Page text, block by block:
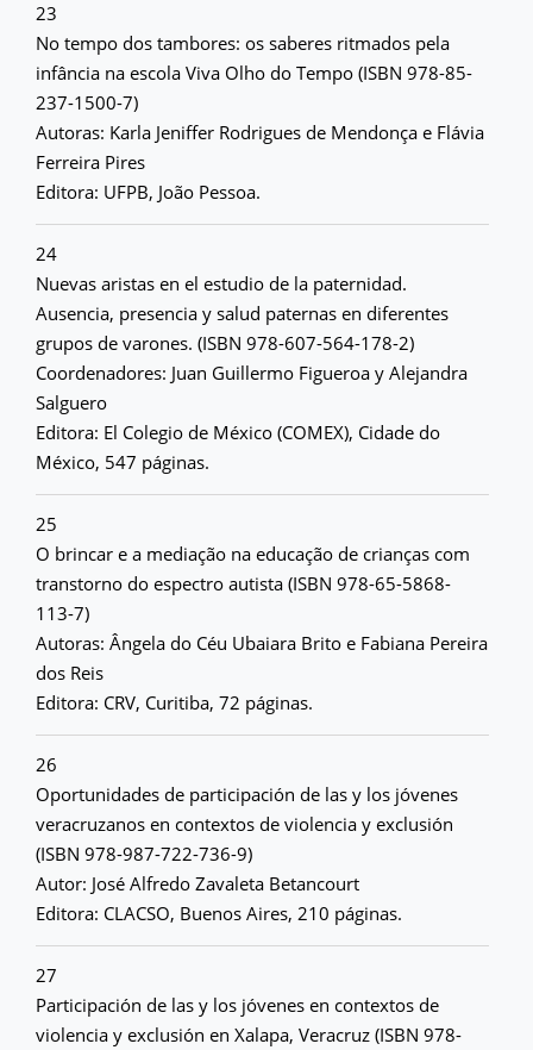
23
No tempo dos tambores: os saberes ritmados pela
infância na escola Viva Olho do Tempo (ISBN 978-85-
237-1500-7)
Autoras: Karla Jeniffer Rodrigues de Mendonça e Flávia
Ferreira Pires
Editora: UFPB, João Pessoa.
24
Nuevas aristas en el estudio de la paternidad.
Ausencia, presencia y salud paternas en diferentes
grupos de varones. (ISBN 978-607-564-178-2)
Coordenadores: Juan Guillermo Figueroa y Alejandra
Salguero
Editora: El Colegio de México (COMEX), Cidade do
México, 547 páginas.
25
O brincar e a mediação na educação de crianças com
transtorno do espectro autista (ISBN 978-65-5868-
113-7)
Autoras: Ângela do Céu Ubaiara Brito e Fabiana Pereira
dos Reis
Editora: CRV, Curitiba, 72 páginas.
26
Oportunidades de participación de las y los jóvenes
veracruzanos en contextos de violencia y exclusión
(ISBN 978-987-722-736-9)
Autor: José Alfredo Zavaleta Betancourt
Editora: CLACSO, Buenos Aires, 210 páginas.
27
Participación de las y los jóvenes en contextos de
violencia y exclusión en Xalapa, Veracruz (ISBN 978-